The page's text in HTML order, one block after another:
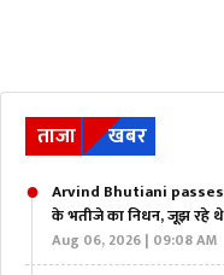
ताजा खबर
Arvind Bhutiani passes
के भतीजे का निधन, जूझ रहे थे
Aug 06, 2026 | 09:08 AM